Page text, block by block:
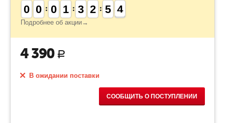
9
9
0
0 9
9
0
0 9
9
0
0 1
1
1
1 2
2
3
3 1
1
2
2 4
4
5
5 4
4
3
Подробнее об акции→
4 390 Р
В ожидании поставки
СООБЩИТЬ О ПОСТУПЛЕНИИ